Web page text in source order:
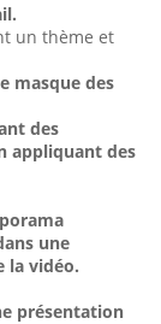
.
un thème et
masque des
des
appliquant des
une
la vidéo.
présentation